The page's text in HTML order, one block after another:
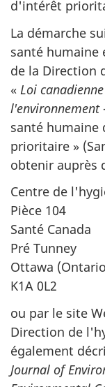
d'intérêt
La démarche
santé humaine
de la Direction
« Loi
l'environnement
santé humaine
prioritaire »
obtenir auprès
Centre de
Pièce 104
Santé Canada
Pré Tunney
Ottawa
K1A 0L2
ou par le site
Direction de
également
Journal of